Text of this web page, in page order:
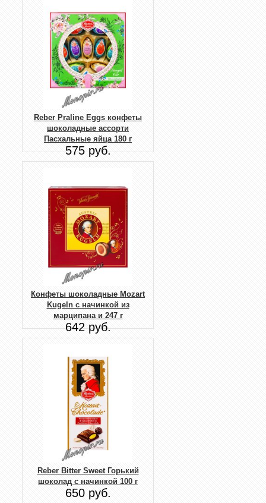
Reber Praline Eggs конфеты
шоколадные ассорти
Пасхальные яйца 180 г
575 руб.
Конфеты шоколадные Mozart
Kugeln с начинкой из
марципана и 247 г
642 руб.
Reber Bitter Sweet Горький
шоколад с начинкой 100 г
650 руб.